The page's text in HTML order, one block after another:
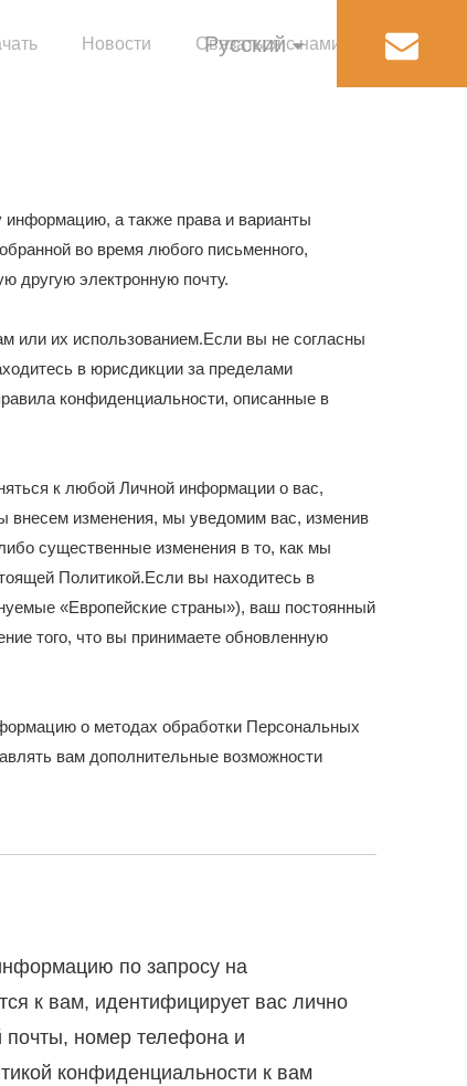
Новости Связаться с нами
Pусский
а также права и варианты
во время любого письменного,
другую электронную почту.
или их использованием.Если вы не согласны
в юрисдикции за пределами
конфиденциальности, описанные в
к любой Личной информации о вас,
внесем изменения, мы уведомим вас, изменив
существенные изменения в то, как мы
Политикой.Если вы находитесь в
«Европейские страны»), ваш постоянный
того, что вы принимаете обновленную
о методах обработки Персональных
вам дополнительные возможности
по запросу на
к вам, идентифицирует вас лично
номер телефона и
конфиденциальности к вам